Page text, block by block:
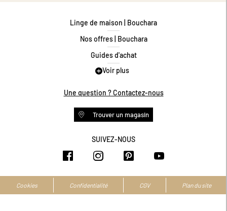
Linge de maison | Bouchara
Nos offres | Bouchara
Guides d'achat
Guide des tailles
Programme de fidélité
Conditions des offres
Livraison et retours
Accessibilité numérique
Voir plus
Une question ? Contactez-nous
Trouver un magasin
SUIVEZ-NOUS
https://www.facebook.com/
https://https://
Cookies Confidentialité CGV Plan du site